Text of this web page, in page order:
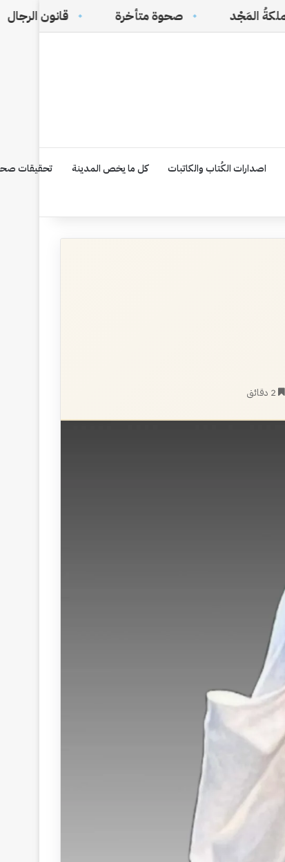
صحوة متأخرة ‏قانون الرجال من
اصدارات الكُتاب والكاتبات كل ما يخص المدينة تحقيقات